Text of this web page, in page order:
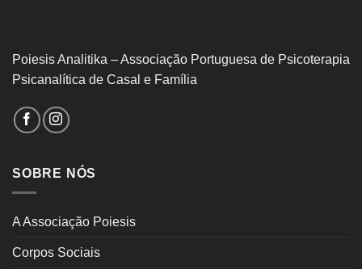
Poiesis Analitika – Associação Portuguesa de Psicoterapia
Psicanalítica de Casal e Família
SOBRE NÓS
A Associação Poiesis
Corpos Sociais